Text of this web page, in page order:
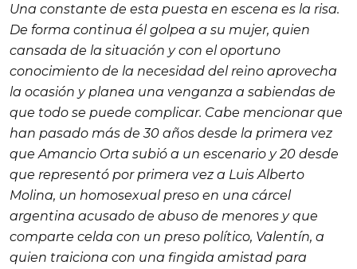
Una constante de esta puesta en escena es la risa.
De forma continua él golpea a su mujer, quien
cansada de la situación y con el oportuno
conocimiento de la necesidad del reino aprovecha
la ocasión y planea una venganza a sabiendas de
que todo se puede complicar. Cabe mencionar que
han pasado más de 30 años desde la primera vez
que Amancio Orta subió a un escenario y 20 desde
que representó por primera vez a Luis Alberto
Molina, un homosexual preso en una cárcel
argentina acusado de abuso de menores y que
comparte celda con un preso político, Valentín, a
quien traiciona con una fingida amistad para